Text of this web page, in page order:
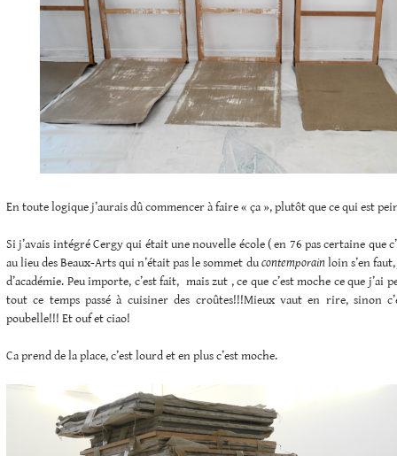
En toute logique j’aurais dû commencer à faire « ça », plutôt que ce qui est
Si j’avais intégré Cergy qui était une nouvelle école ( en 76 pas certaine que
au lieu des Beaux-Arts qui n’était pas le sommet ducontemporainloin s’en
d’académie. Peu importe, c’est fait, mais zut , ce que c’est moche ce que j’ai
tout ce temps passé à cuisiner des croûtes!!!Mieux vaut en rire, sinon
poubelle!!! Et ouf et ciao!
Ca prend de la place, c’est lourd et en plus c’est moche.